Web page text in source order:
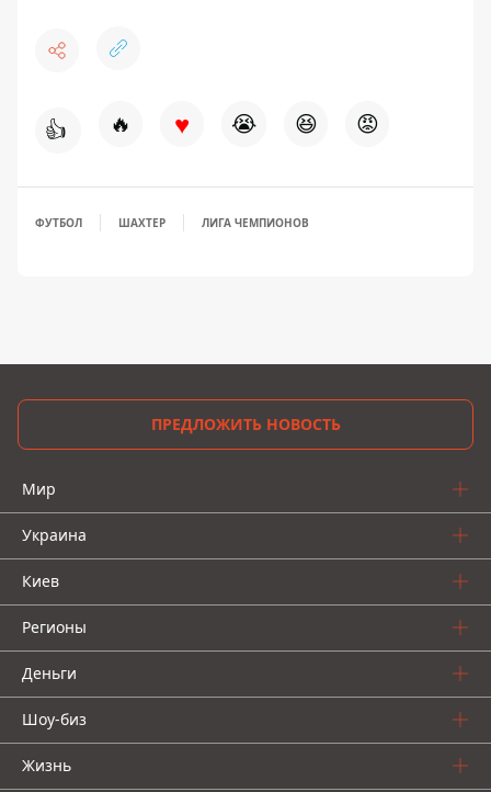
👍 🔥 ♥ 😭 😆 😡
ФУТБОЛ ШАХТЕР ЛИГА ЧЕМПИОНОВ
ПРЕДЛОЖИТЬ НОВОСТЬ
Мир
Украина
Киев
Регионы
Деньги
Шоу-биз
Жизнь